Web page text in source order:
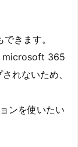
きます。
microsoft 365
れないため、
ンを使いたい